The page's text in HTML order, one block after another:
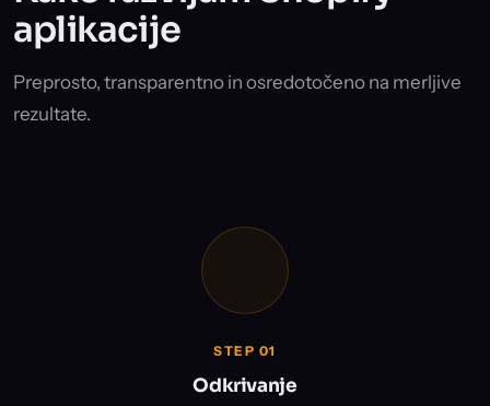
aplikacije
Preprosto, transparentno in osredotočeno na merljive
rezultate.
STEP 01
Odkrivanje